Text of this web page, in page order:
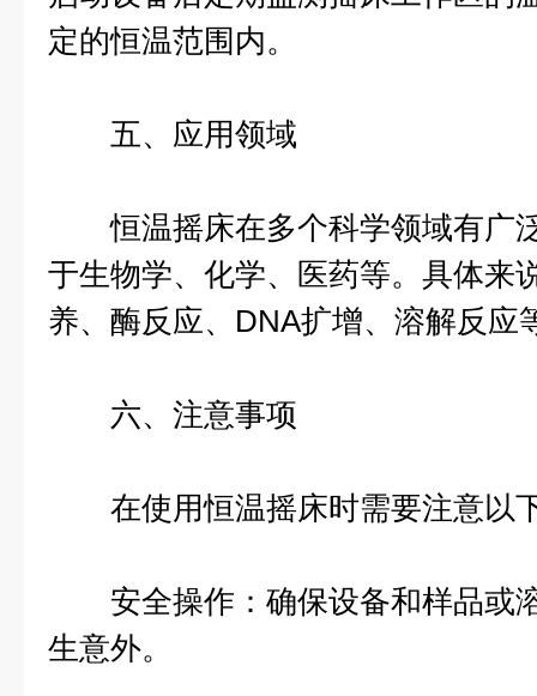
定的恒温范围内。
五、应用领域
恒温摇床在多个科学领域有广
于生物学、化学、医药等。具体来
养、酶反应、DNA扩增、溶解反应
六、注意事项
在使用恒温摇床时需要注意以
安全操作：确保设备和样品或
生意外。